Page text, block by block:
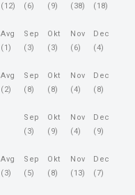
(12)
(6)
(9)
(38)
(18)
Avg
(1)
Sep
(3)
Okt
(3)
Nov
(6)
Dec
(4)
Avg
(2)
Sep
(8)
Okt
(8)
Nov
(4)
Dec
(8)
Sep
(3)
Okt
(9)
Nov
(4)
Dec
(9)
Avg
(3)
Sep
(5)
Okt
(8)
Nov
(13)
Dec
(7)